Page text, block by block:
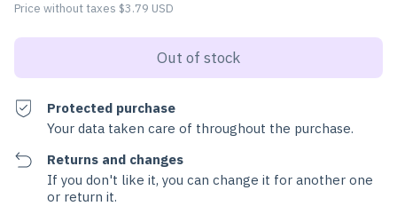
Price without taxes $3.79 USD
Protected purchase
Your data taken care of throughout the purchase.
Returns and changes
If you don't like it, you can change it for another one
or return it.